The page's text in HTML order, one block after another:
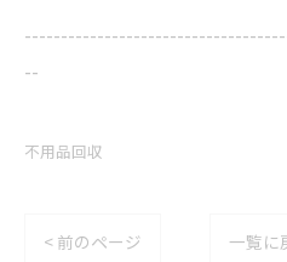
--
不用品回収
< 前のページ 一覧に